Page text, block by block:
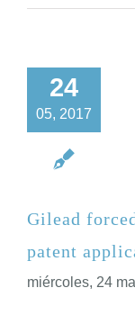
24
05, 2017
Gilead
patent
miércoles, 24